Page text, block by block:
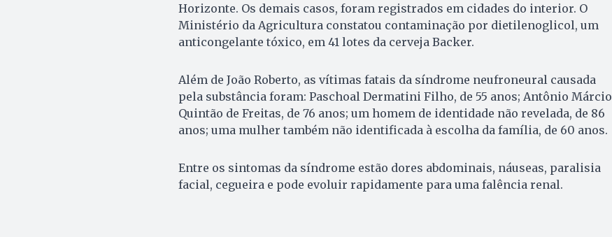
Horizonte. Os demais casos, foram registrados em cidades do interior. O
Ministério da Agricultura constatou contaminação por dietilenoglicol, um
anticongelante tóxico, em 41 lotes da cerveja Backer.
Além de João Roberto, as vítimas fatais da síndrome neufroneural causada
pela substância foram: Paschoal Dermatini Filho, de 55 anos; Antônio Márcio
Quintão de Freitas, de 76 anos; um homem de identidade não revelada, de 86
anos; uma mulher também não identificada à escolha da família, de 60 anos.
Entre os sintomas da síndrome estão dores abdominais, náuseas, paralisia
facial, cegueira e pode evoluir rapidamente para uma falência renal.